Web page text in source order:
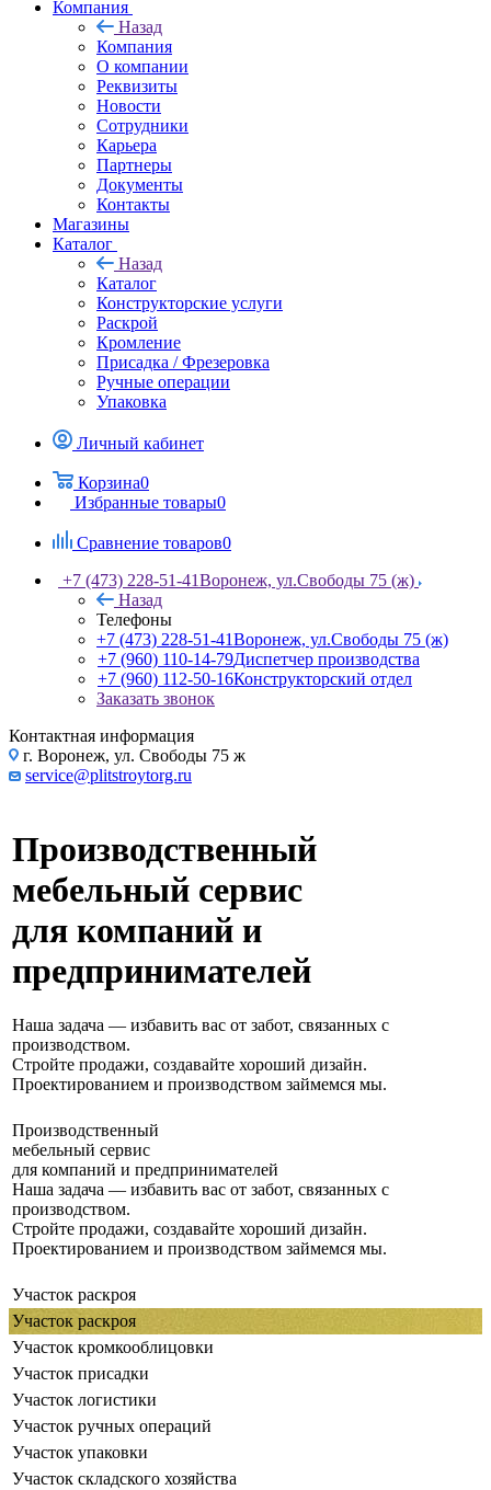
Компания
Назад
Компания
О компании
Реквизиты
Новости
Сотрудники
Карьера
Партнеры
Документы
Контакты
Магазины
Каталог
Назад
Каталог
Конструкторские услуги
Раскрой
Кромление
Присадка / Фрезеровка
Ручные операции
Упаковка
Личный кабинет
Корзина0
Избранные товары0
Сравнение товаров0
+7 (473) 228-51-41Воронеж, ул.Свободы 75 (ж)
Назад
Телефоны
+7 (473) 228-51-41Воронеж, ул.Свободы 75 (ж)
+7 (960) 110-14-79Диспетчер производства
+7 (960) 112-50-16Конструкторский отдел
Заказать звонок
Контактная информация
г. Воронеж, ул. Свободы 75 ж
service@plitstroytorg.ru
Производственный
мебельный сервис
для компаний и
предпринимателей
Наша задача — избавить вас от забот, связанных с
производством.
Стройте продажи, создавайте хороший дизайн.
Проектированием и производством займемся мы.
Производственный
мебельный сервис
для компаний и предпринимателей
Наша задача — избавить вас от забот, связанных с
производством.
Стройте продажи, создавайте хороший дизайн.
Проектированием и производством займемся мы.
Участок раскроя
Участок раскроя
Участок кромкооблицовки
Участок присадки
Участок логистики
Участок ручных операций
Участок упаковки
Участок складского хозяйства